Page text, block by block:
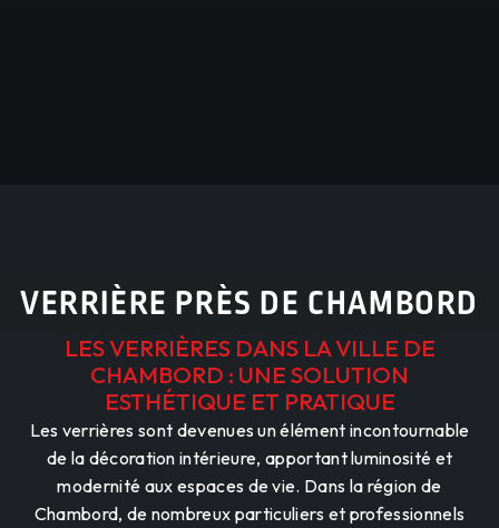
VERRIÈRE PRÈS DE CHAMBORD
LES VERRIÈRES DANS LA VILLE DE
CHAMBORD : UNE SOLUTION
ESTHÉTIQUE ET PRATIQUE
Les verrières sont devenues un élément incontournable
de la décoration intérieure, apportant luminosité et
modernité aux espaces de vie. Dans la région de
Chambord, de nombreux particuliers et professionnels